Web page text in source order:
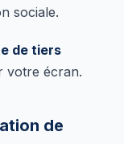
sociale.
de tiers
votre écran.
de